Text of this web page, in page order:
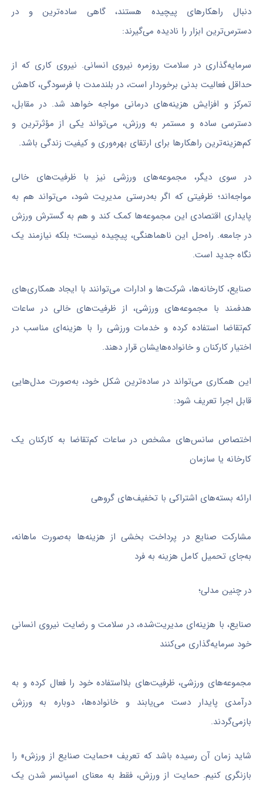
دنبال راهکارهای پیچیده هستند، گاهی ساده‌ترین و در
دسترس‌ترین ابزار را نادیده می‌گیرند:
سرمایه‌گذاری در سلامت روزمره نیروی انسانی. نیروی کاری که از
حداقل فعالیت بدنی برخوردار است، در بلندمدت با فرسودگی، کاهش
تمرکز و افزایش هزینه‌های درمانی مواجه خواهد شد. در مقابل،
دسترسی ساده و مستمر به ورزش، می‌تواند یکی از مؤثرترین و
کم‌هزینه‌ترین راهکارها برای ارتقای بهره‌وری و کیفیت زندگی باشد.
در سوی دیگر، مجموعه‌های ورزشی نیز با ظرفیت‌های خالی
مواجه‌اند؛ ظرفیتی که اگر به‌درستی مدیریت شود، می‌تواند هم به
پایداری اقتصادی این مجموعه‌ها کمک کند و هم به گسترش ورزش
در جامعه. راه‌حل این ناهماهنگی، پیچیده نیست؛ بلکه نیازمند یک
نگاه جدید است.
صنایع، کارخانه‌ها، شرکت‌ها و ادارات می‌توانند با ایجاد همکاری‌های
هدفمند با مجموعه‌های ورزشی، از ظرفیت‌های خالی در ساعات
کم‌تقاضا استفاده کرده و خدمات ورزشی را با هزینه‌ای مناسب در
اختیار کارکنان و خانواده‌هایشان قرار دهند.
این همکاری می‌تواند در ساده‌ترین شکل خود، به‌صورت مدل‌هایی
قابل اجرا تعریف شود:
اختصاص سانس‌های مشخص در ساعات کم‌تقاضا به کارکنان یک
کارخانه یا سازمان
ارائه بسته‌های اشتراکی با تخفیف‌های گروهی
مشارکت صنایع در پرداخت بخشی از هزینه‌ها به‌صورت ماهانه،
به‌جای تحمیل کامل هزینه به فرد
در چنین مدلی؛
صنایع، با هزینه‌ای مدیریت‌شده، در سلامت و رضایت نیروی انسانی
خود سرمایه‌گذاری می‌کنند
مجموعه‌های ورزشی، ظرفیت‌های بلااستفاده خود را فعال کرده و به
درآمدی پایدار دست می‌یابند و خانواده‌ها، دوباره به ورزش
بازمی‌گردند.
شاید زمان آن رسیده باشد که تعریف «حمایت صنایع از ورزش» را
بازنگری کنیم. حمایت از ورزش، فقط به معنای اسپانسر شدن یک